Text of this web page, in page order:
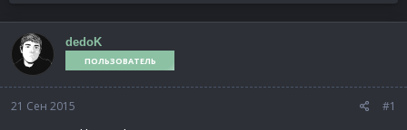
т
о
р
т
е
м
ы
т
а
н
а
ч
а
dedoK
ПОЛЬЗОВАТЕЛЬ
21 Сен 2015 #1